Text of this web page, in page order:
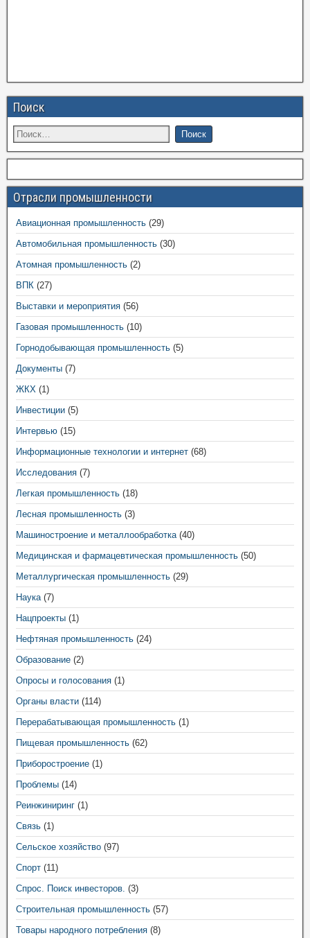
Поиск
Отрасли промышленности
Авиационная промышленность (29)
Автомобильная промышленность (30)
Атомная промышленность (2)
ВПК (27)
Выставки и мероприятия (56)
Газовая промышленность (10)
Горнодобывающая промышленность (5)
Документы (7)
ЖКХ (1)
Инвестиции (5)
Интервью (15)
Информационные технологии и интернет (68)
Исследования (7)
Легкая промышленность (18)
Лесная промышленность (3)
Машиностроение и металлообработка(40)
Медицинская и фармацевтическая промышленность (50)
Металлургическая промышленность (29)
Наука(7)
Нацпроекты (1)
Нефтяная промышленность (24)
Образование (2)
Опросы и голосования (1)
Органы власти (114)
Перерабатывающая промышленность (1)
Пищевая промышленность (62)
Приборостроение (1)
Проблемы (14)
Реинжиниринг (1)
Связь (1)
Сельское хозяйство (97)
Спорт (11)
Спрос. Поиск инвесторов. (3)
Строительная промышленность (57)
Товары народного потребления (8)